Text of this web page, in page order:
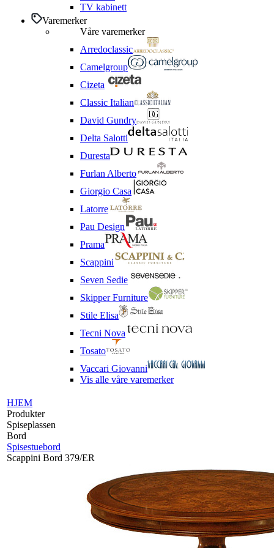
TV kabinett
Varemerker
Våre varemerker
Arredoclassic
Camelgroup
Cizeta
Classic Italian
David Gundry
Delta Salotti
Duresta
Furlan Alberto
Giorgio Casa
Latorre
Pau Design
Prama
Scappini
Seven Sedie
Skipper Furniture
Stile Elisa
Tecni Nova
Tosato
Vaccari Giovanni
Vis alle våre varemerker
HJEM
Produkter
Spiseplassen
Bord
Spisestuebord
Scappini Bord 379/ER